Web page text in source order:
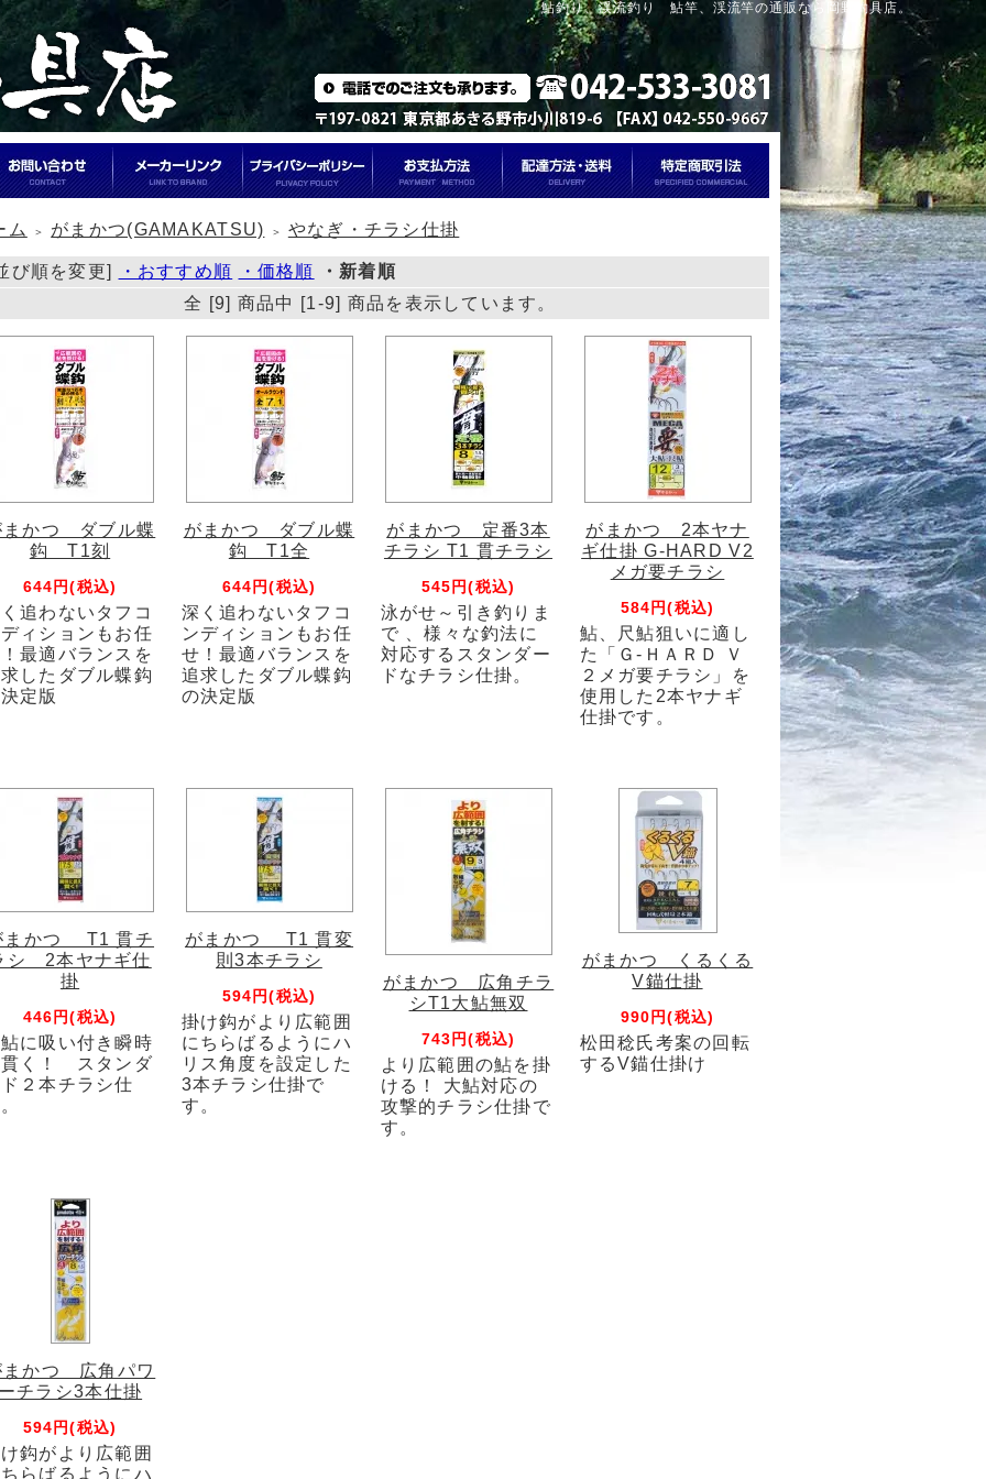
鮎釣り、渓流釣り 鮎竿、渓流竿の通販なら岡野釣具店。
ム ＞ がまかつ(GAMAKATSU) ＞ やなぎ・チラシ仕掛
び順を変更] ・おすすめ順 ・価格順
・新着順
全 [9] 商品中 [1-9] 商品を表示しています。
まかつ ダブル蝶
鈎 T1刻
644円(税込)
追わないタフコ
ィションもお任
最適バランスを
したダブル蝶鈎
定版
がまかつ ダブル蝶
鈎 T1全
644円(税込)
深く追わないタフコ
ンディションもお任
せ！最適バランスを
追求したダブル蝶鈎
の決定版
がまかつ 定番3本
チラシ T1 貫チラシ
545円(税込)
泳がせ～引き釣りま
で 、様々な釣法に
対応するスタンダー
ドなチラシ仕掛。
がまかつ 2本ヤナ
ギ仕掛 G-HARD V2
メガ要チラシ
584円(税込)
鮎、尺鮎狙いに適し
た「Ｇ-ＨＡＲＤ Ｖ
２メガ要チラシ」を
使用した2本ヤナギ
仕掛です。
まかつ T1 貫チ
シ 2本ヤナギ仕
掛
446円(税込)
に吸い付き瞬時
く！ スタンダ
２本チラシ仕
がまかつ T1 貫変
則3本チラシ
594円(税込)
掛け鈎がより広範囲
にちらばるようにハ
リス角度を設定した
3本チラシ仕掛で
す。
がまかつ 広角チラ
シT1大鮎無双
743円(税込)
より広範囲の鮎を掛
ける！ 大鮎対応の
攻撃的チラシ仕掛で
す。
がまかつ くるくる
V錨仕掛
990円(税込)
松田稔氏考案の回転
するV錨仕掛け
まかつ 広角パワ
チラシ3本仕掛
594円(税込)
鈎がより広範囲
らばるようにハ